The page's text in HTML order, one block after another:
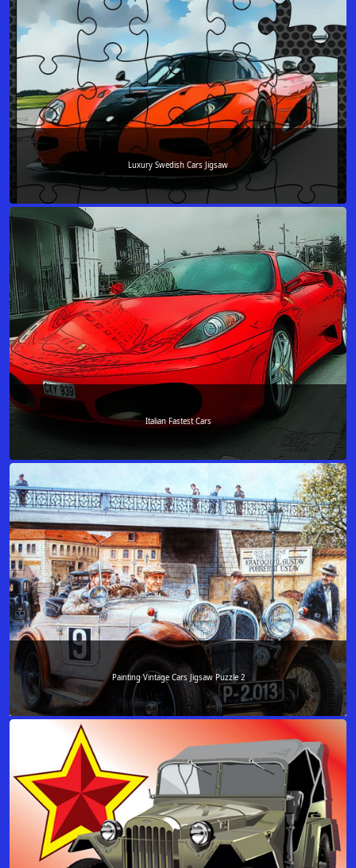
Luxury Swedish Cars Jigsaw
Italian Fastest Cars
Painting Vintage Cars Jigsaw Puzzle 2